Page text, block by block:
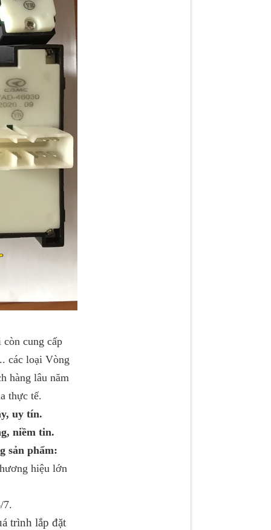
cung cấp
các loại Vòng
hàng lâu năm
thực tế.
uy tín.
niềm tin.
sản phẩm:
hiệu lớn
7.
trình lắp đặt